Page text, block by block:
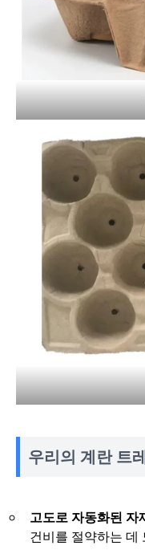
우리의 계란 트
고도로 자동화된 자
건비를 절약하는 데